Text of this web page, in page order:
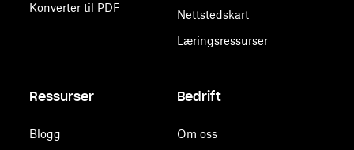
Konverter til PDF
Nettstedskart
Læringsressurser
Ressurser
Blogg
Bedrift
Om oss